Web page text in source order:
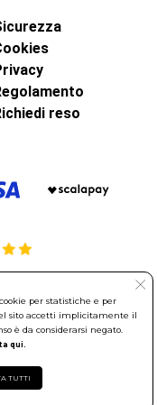
reso
da Vinci, 40 -
(RM)
delle Imprese di
per statistiche e per
sito accetti implicitamente il
è da considerarsi negato.
qui.
TUTTI